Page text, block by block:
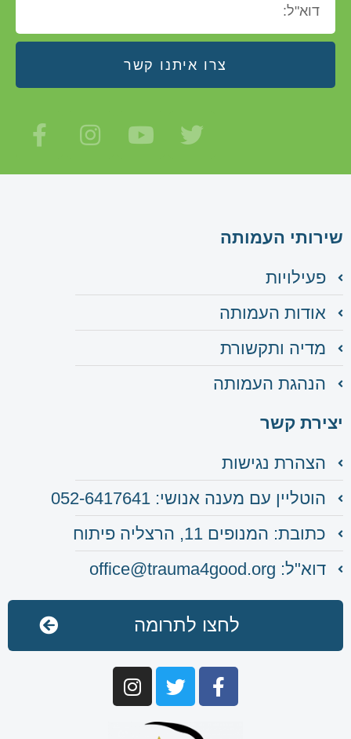
צרו איתנו קשר
שירותי העמותה
פעילויות
אודות העמותה
מדיה ותקשורת
הנהגת העמותה
יצירת קשר
הצהרת נגישות
הוטליין עם מענה אנושי: 052-6417641
כתובת: המנופים 11, הרצליה פיתוח
דוא"ל: office@trauma4good.org
לחצו לתרומה